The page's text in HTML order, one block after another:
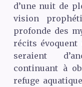
d’une nuit de
vision
profonde des
récits évoquent
seraient
continuant à
refuge